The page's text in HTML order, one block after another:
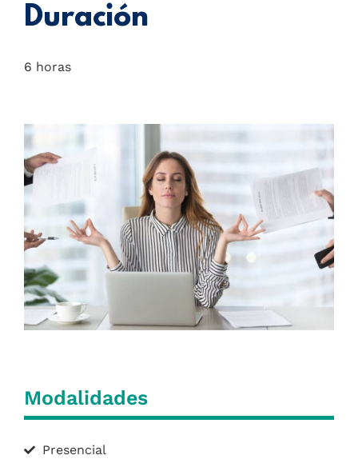
Duración
6 horas
Modalidades
Presencial